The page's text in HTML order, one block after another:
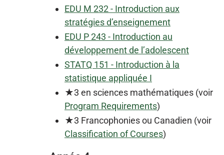
EDU M 232 - Introduction aux
stratégies d’enseignement
EDU P 243 - Introduction au
développement de l’adolescent
STATQ 151 - Introduction à la
statistique appliquée I
★3 en sciences mathématiques (voir
Program Requirements)
★3 Francophonies ou Canadien (voir
Classification of Courses)